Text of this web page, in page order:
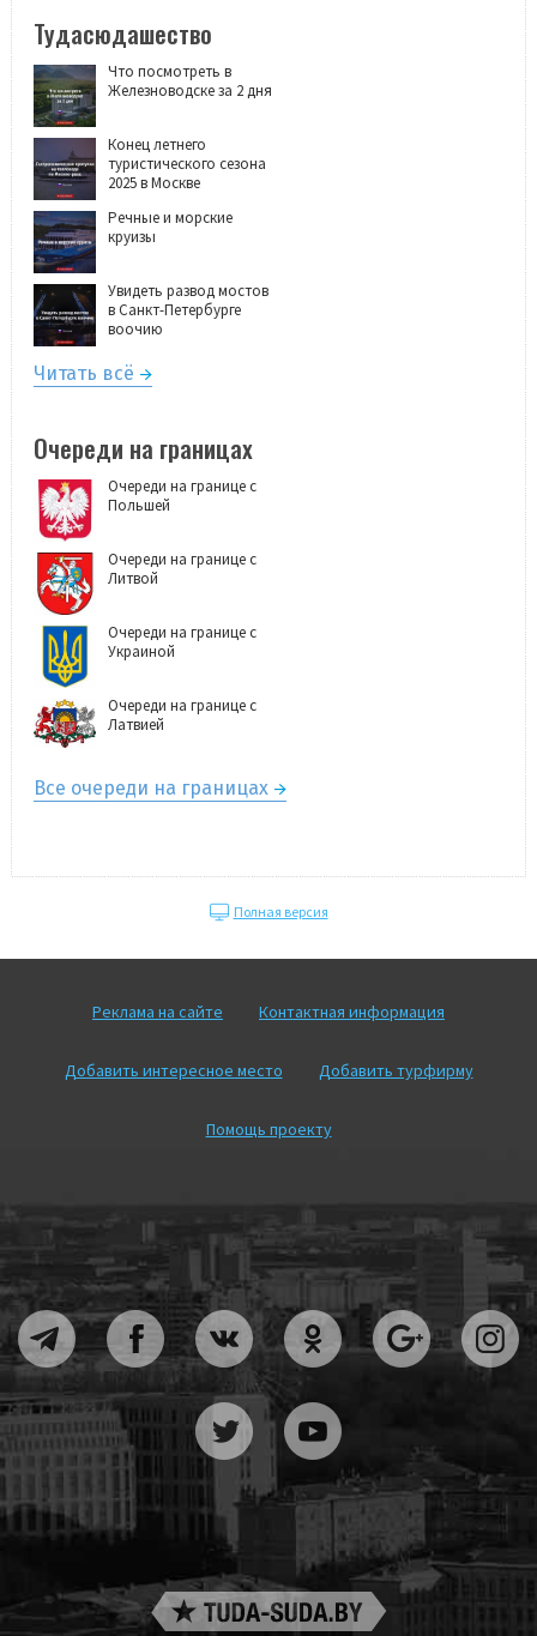
Тудасюдашество
Что посмотреть в
Железноводске за 2 дня
Конец летнего
туристического сезона
2025 в Москве
Речные и морские
круизы
Увидеть развод мостов
в Санкт-Петербурге
воочию
Читать всё
Очереди на границах
Очереди на границе с
Польшей
Очереди на границе с
Литвой
Очереди на границе с
Украиной
Очереди на границе с
Латвией
Все очереди на границах
Полная версия
Реклама на сайте Контактная информация
Добавить интересное место Добавить турфирму
Помощь проекту